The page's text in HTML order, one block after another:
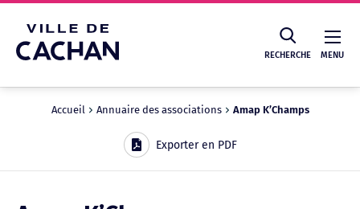
RECHERCHE MENU
Recherche
Accueil Annuaire des associations Amap K’Champs
Exporter en PDF
Cookies management panel